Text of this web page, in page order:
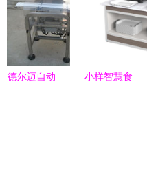
优势
果生鲜零售
高效运营
德尔迈自动
小样智慧食